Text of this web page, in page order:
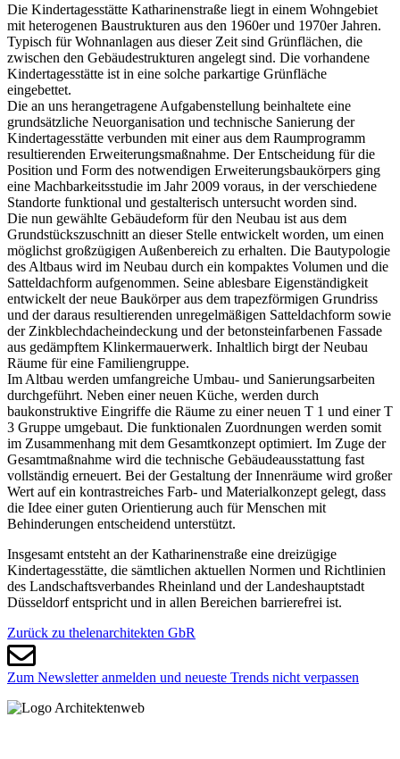
Die Kindertagesstätte Katharinenstraße liegt in einem Wohngebiet
mit heterogenen Baustrukturen aus den 1960er und 1970er Jahren.
Typisch für Wohnanlagen aus dieser Zeit sind Grünflächen, die
zwischen den Gebäudestrukturen angelegt sind. Die vorhandene
Kindertagesstätte ist in eine solche parkartige Grünfläche
eingebettet.
Die an uns herangetragene Aufgabenstellung beinhaltete eine
grundsätzliche Neuorganisation und technische Sanierung der
Kindertagesstätte verbunden mit einer aus dem Raumprogramm
resultierenden Erweiterungsmaßnahme. Der Entscheidung für die
Position und Form des notwendigen Erweiterungsbaukörpers ging
eine Machbarkeitsstudie im Jahr 2009 voraus, in der verschiedene
Standorte funktional und gestalterisch untersucht worden sind.
Die nun gewählte Gebäudeform für den Neubau ist aus dem
Grundstückszuschnitt an dieser Stelle entwickelt worden, um einen
möglichst großzügigen Außenbereich zu erhalten. Die Bautypologie
des Altbaus wird im Neubau durch ein kompaktes Volumen und die
Satteldachform aufgenommen. Seine ablesbare Eigenständigkeit
entwickelt der neue Baukörper aus dem trapezförmigen Grundriss
und der daraus resultierenden unregelmäßigen Satteldachform sowie
der Zinkblechdacheindeckung und der betonsteinfarbenen Fassade
aus gedämpftem Klinkermauerwerk. Inhaltlich birgt der Neubau
Räume für eine Familiengruppe.
Im Altbau werden umfangreiche Umbau- und Sanierungsarbeiten
durchgeführt. Neben einer neuen Küche, werden durch
baukonstruktive Eingriffe die Räume zu einer neuen T 1 und einer T
3 Gruppe umgebaut. Die funktionalen Zuordnungen werden somit
im Zusammenhang mit dem Gesamtkonzept optimiert. Im Zuge der
Gesamtmaßnahme wird die technische Gebäudeausstattung fast
vollständig erneuert. Bei der Gestaltung der Innenräume wird großer
Wert auf ein kontrastreiches Farb- und Materialkonzept gelegt, dass
die Idee einer guten Orientierung auch für Menschen mit
Behinderungen entscheidend unterstützt.
Insgesamt entsteht an der Katharinenstraße eine dreizügige
Kindertagesstätte, die sämtlichen aktuellen Normen und Richtlinien
des Landschaftsverbandes Rheinland und der Landeshauptstadt
Düsseldorf entspricht und in allen Bereichen barrierefrei ist.
Zurück zu thelenarchitekten GbR
Zum Newsletter anmelden und neueste Trends nicht verpassen